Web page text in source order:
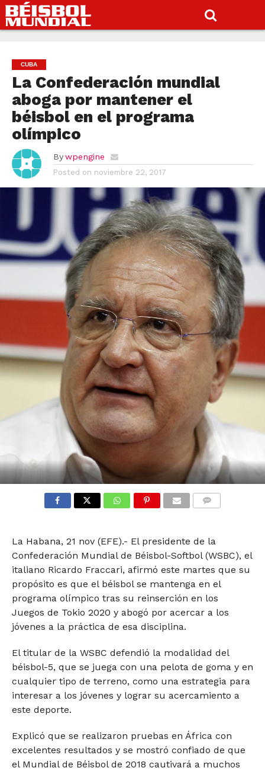
CUBA
La Confederación mundial
aboga por mantener el
béisbol en el programa
olímpico
By wpengine
Posted on noviembre 22, 2017
La Habana, 21 nov (EFE).- El presidente de la
Confederación Mundial de Béisbol-Softbol (WSBC), el
italiano Ricardo Fraccari, afirmó este martes que su
propósito es que el béisbol se mantenga en el
programa olímpico tras su reinserción en los
Juegos de Tokio 2020 y abogó por acercar a los
jóvenes a la práctica de esa disciplina.
El titular de la WSBC defendió la modalidad del
béisbol-5, que se juega con una pelota de goma y en
cualquier tipo de terreno, como una estrategia para
interesar a los jóvenes y lograr su acercamiento a
este deporte.
Explicó que se realizaron pruebas en África con
excelentes resultados y se mostró confiado de que
el Mundial de Béisbol de 2018 cautivará a muchos